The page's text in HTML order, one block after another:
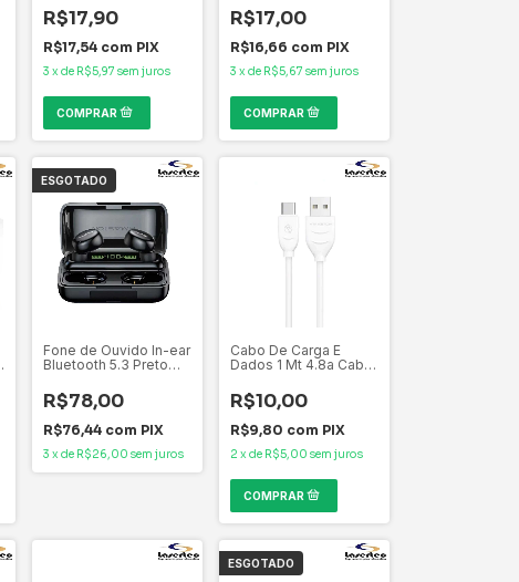
R$17,90
R$17,54 com PIX
3 x de R$5,97 sem juros
TECH
R$17,00
R$16,66 com PIX
3 x de R$5,67 sem juros
ESGOTADO
Fone de Ouvido In-ear
Bluetooth 5.3 Preto
HMaston F926
R$78,00
R$76,44 com PIX
3 x de R$26,00 sem juros
Cabo De Carga E
Dados 1 Mt 4.8a Cabo
3
R$10,00
R$9,80 com PIX
2 x de R$5,00 sem juros
ESGOTADO